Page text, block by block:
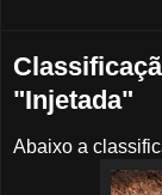
"Injetada"
Abaixo a